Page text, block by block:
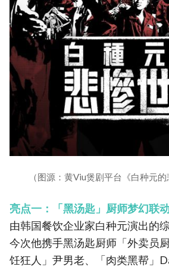
（图源：黄Viu煲剧平台《白种元的
亮点一：「黑汤匙」厨师梦幻联
由韩国餐饮企业家白种元演出的
今次他携手黑汤匙厨师「外卖员
饪狂人」尹男老、「肉类黑帮」